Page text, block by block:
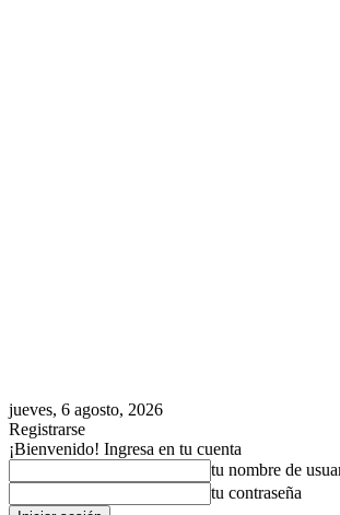
jueves, 6 agosto, 2026
Registrarse
¡Bienvenido! Ingresa en tu cuenta
tu nombre de
tu contraseña